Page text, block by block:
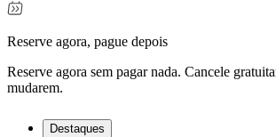
Reserve agora, pague depois
Reserve agora sem pagar nada. Cancele
mudarem.
Destaques